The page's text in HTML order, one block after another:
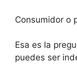
Consumidor o
Esa es la
puedes ser